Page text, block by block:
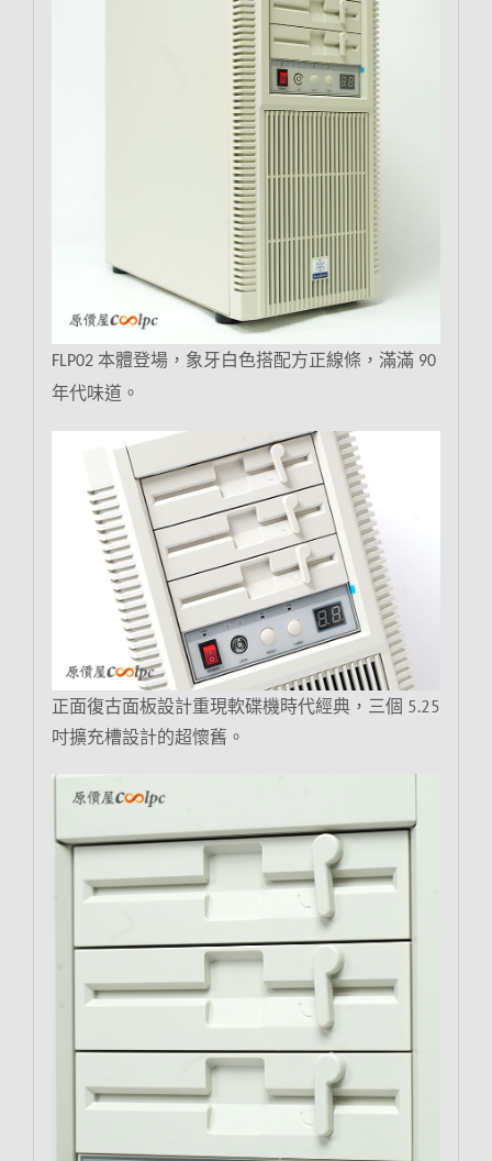
FLP02 本體登場，象牙白色搭配方正線條，滿滿 90
年代味道。
正面復古面板設計重現軟碟機時代經典，三個 5.25
吋擴充槽設計的超懷舊。